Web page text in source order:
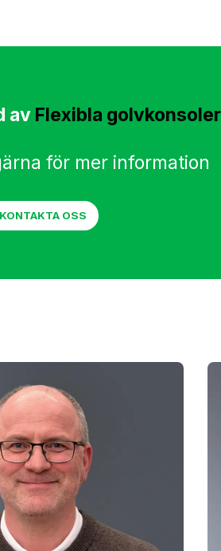
av Flexibla
för mer information
KONTAKTA OSS